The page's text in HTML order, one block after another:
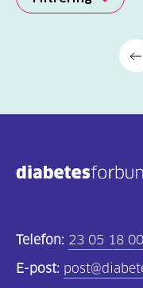
Telefon: 23 05 18 00
E-post: